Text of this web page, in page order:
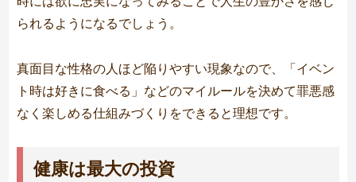
られるようになるでしょう。
真面目な性格の人ほど陥りやすい現象なので、「イベン
ト時は好きに食べる」などのマイルールを決めて罪悪感
なく楽しめる仕組みづくりをできると理想です。
健康は最大の投資